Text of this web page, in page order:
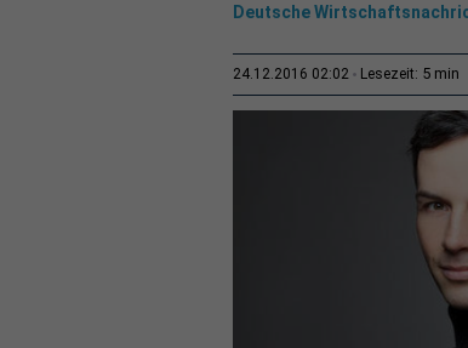
Deutsche
24.12.2016 02:02 Lesezeit: 5 min